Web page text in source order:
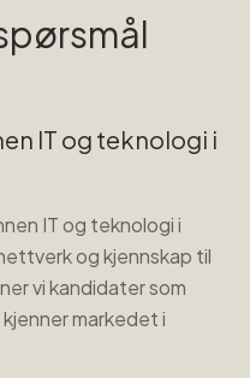
IT og teknologi i
IT og teknologi i
og kjennskap til
vi kandidater som
markedet i